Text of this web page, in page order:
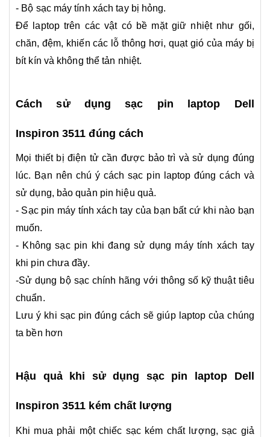
- Bộ sạc máy tính xách tay bị hỏng.
Để laptop trên các vật có bề mặt giữ nhiệt như gối,
chăn, đệm, khiến các lỗ thông hơi, quạt gió của máy bị
bít kín và không thể tản nhiệt.
Cách sử dụng sạc pin laptop Dell
Inspiron 3511 đúng cách
Mọi thiết bị điện tử cần được bảo trì và sử dụng đúng
lúc. Bạn nên chú ý cách sạc pin laptop đúng cách và
sử dụng, bảo quản pin hiệu quả.
- Sạc pin máy tính xách tay của bạn bất cứ khi nào bạn
muốn.
- Không sạc pin khi đang sử dụng máy tính xách tay
khi pin chưa đầy.
-Sử dụng bộ sạc chính hãng với thông số kỹ thuật tiêu
chuẩn.
Lưu ý khi sạc pin đúng cách sẽ giúp laptop của chúng
ta bền hơn
Hậu quả khi sử dụng sạc pin laptop Dell
Inspiron 3511 kém chất lượng
Khi mua phải một chiếc sạc kém chất lượng, sạc giả